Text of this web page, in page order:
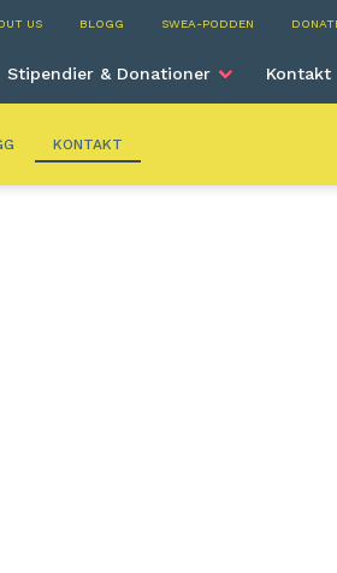
US BLOGG SWEA-PODDEN
Stipendier & Donationer Kontakt
KONTAKT